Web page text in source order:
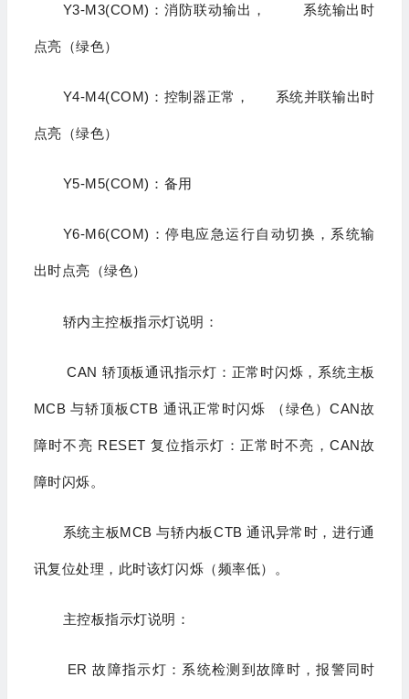
Y3-M3(COM)：消防联动输出， 系统输出时
点亮（绿色）
Y4-M4(COM)：控制器正常， 系统并联输出时
点亮（绿色）
Y5-M5(COM)：备用
Y6-M6(COM)：停电应急运行自动切换，系统输
出时点亮（绿色）
轿内主控板指示灯说明：
CAN 轿顶板通讯指示灯：正常时闪烁，系统主板
MCB 与轿顶板CTB 通讯正常时闪烁 （绿色）CAN故
障时不亮 RESET 复位指示灯：正常时不亮，CAN故
障时闪烁。
系统主板MCB 与轿内板CTB 通讯异常时，进行通
讯复位处理，此时该灯闪烁（频率低）。
主控板指示灯说明：
ER 故障指示灯：系统检测到故障时，报警同时